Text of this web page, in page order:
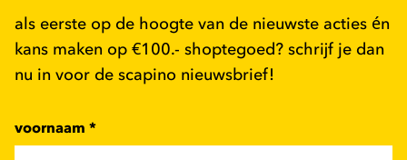
als eerste op de hoogte van de nieuwste acties én
kans maken op €100.- shoptegoed? schrijf je dan
nu in voor de scapino nieuwsbrief!
voornaam *